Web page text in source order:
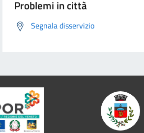
Problemi in città
Segnala disservizio